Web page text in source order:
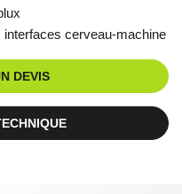
cerveau-machine
DEVIS